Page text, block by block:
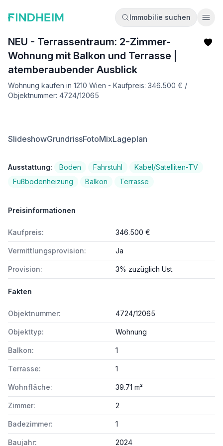
Immobilie suchen
NEU - Terrassentraum: 2-Zimmer-
Wohnung mit Balkon und Terrasse |
atemberaubender Ausblick
Wohnung kaufen in 1210 Wien - Kaufpreis: 346.500 € /
Objektnummer: 4724/12065
SlideshowGrundrissFotoMixLageplan
Ausstattung: Boden Fahrstuhl
Kabel/Satelliten-TV
Fußbodenheizung
Balkon Terrasse
Preisinformationen
Kaufpreis: 346.500 €
Vermittlungsprovision: Ja
Provision: 3% zuzüglich Ust.
Fakten
Objektnummer: 4724/12065
Objekttyp: Wohnung
Balkon: 1
Terrasse: 1
Wohnfläche: 39.71 m²
Zimmer: 2
Badezimmer: 1
Baujahr: 2024